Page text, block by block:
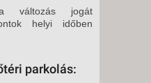
változás jogát
helyi időben
parkolás: